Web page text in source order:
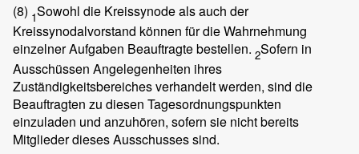
(8) 1Sowohl die Kreissynode als auch der
Kreissynodalvorstand können für die Wahrnehmung
einzelner Aufgaben Beauftragte bestellen. 2Sofern in
Ausschüssen Angelegenheiten ihres
Zuständigkeitsbereiches verhandelt werden, sind die
Beauftragten zu diesen Tagesordnungspunkten
einzuladen und anzuhören, sofern sie nicht bereits
Mitglieder dieses Ausschusses sind.